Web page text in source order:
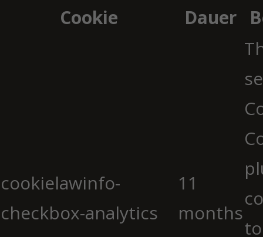
Cookie
Dauer
cookielawinfo-
checkbox-analytics
11
months